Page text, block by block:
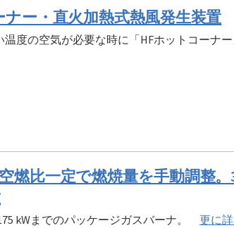
ナー・直火加熱式熱風発生装置
度の空気が必要な時に「HFホットコーナ
燃比一定で燃焼量を手動調整。
kWまでのパッケージガスバーナ。 更に